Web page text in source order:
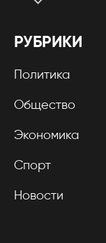
РУБРИКИ
Политика
Общество
Экономика
Спорт
Новости